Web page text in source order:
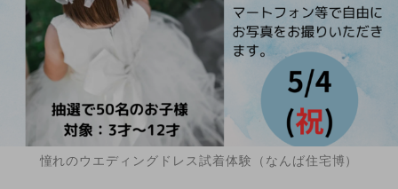
憧れのウエディングドレス試着体験（なんば住宅博）